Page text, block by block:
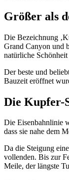
Größer als
Die Bezeichnung
Grand Canyon und
natürliche
Der beste und
Bauzeit eröffnet
Die Kupfer-
Die Eisenbahnlinie
dass sie nahe dem
Da die Steigung
vollenden. Bis zur
Meile, der längste